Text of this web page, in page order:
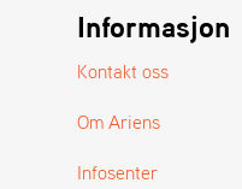
Informasjon
Kontakt oss
Om Ariens
Infosenter